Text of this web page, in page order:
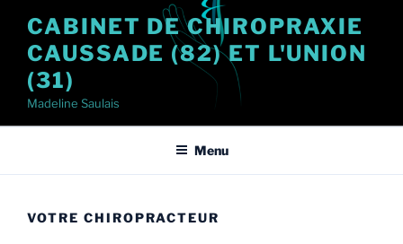
contenu
principal
CABINET DE CHIROPRAXIE
CAUSSADE (82) ET L'UNION
(31)
Madeline Saulais
Menu
VOTRE CHIROPRACTEUR